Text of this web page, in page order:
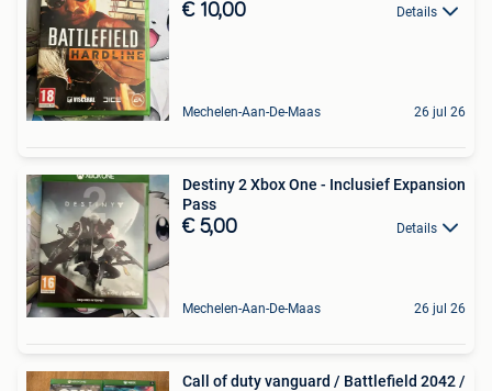
€ 10,00 Details
Mechelen-Aan-De-Maas 26 jul 26
Destiny 2 Xbox One - Inclusief Expansion
Pass
€ 5,00 Details
Mechelen-Aan-De-Maas 26 jul 26
Call of duty vanguard / Battlefield 2042 /